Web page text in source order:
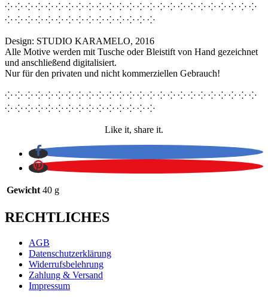
⁘ ⁘ ⁘ ⁘ ⁘ ⁘ ⁘ ⁘ ⁘ ⁘ ⁘ ⁘ ⁘ ⁘ ⁘ ⁘ ⁘ ⁘ ⁘ ⁘ ⁘ ⁘ ⁘ ⁘ ⁘
⁘ ⁘ ⁘ ⁘ ⁘ ⁘ ⁘ ⁘ ⁘ ⁘ ⁘ ⁘ ⁘ ⁘ ⁘
Design: STUDIO KARAMELO, 2016
Alle Motive werden mit Tusche oder Bleistift von Hand gezeichnet
und anschließend digitalisiert.
Nur für den privaten und nicht kommerziellen Gebrauch!
⁘ ⁘ ⁘ ⁘ ⁘ ⁘ ⁘ ⁘ ⁘ ⁘ ⁘ ⁘ ⁘ ⁘ ⁘ ⁘ ⁘ ⁘ ⁘ ⁘ ⁘ ⁘ ⁘ ⁘ ⁘
⁘ ⁘ ⁘ ⁘ ⁘ ⁘ ⁘ ⁘ ⁘ ⁘ ⁘ ⁘ ⁘ ⁘ ⁘
Like it, share it.
Gewicht 40 g
RECHTLICHES
AGB
Datenschutzerklärung
Widerrufsbelehrung
Zahlung & Versand
Impressum